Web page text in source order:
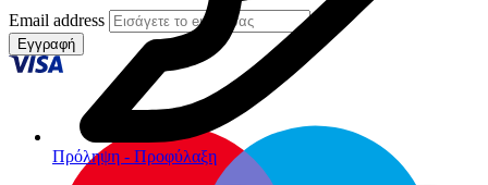
Πρόληψη - Προφύλαξη
Email address
Εγγραφή